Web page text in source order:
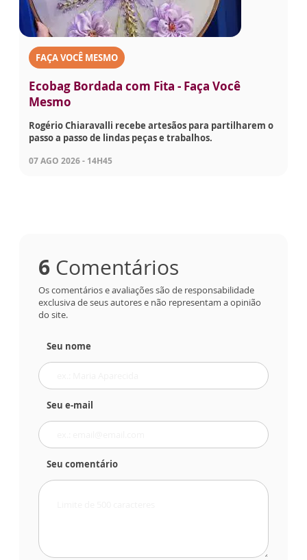
FAÇA VOCÊ MESMO
Ecobag Bordada com Fita - Faça Você
Mesmo
Rogério Chiaravalli recebe artesãos para partilharem o
passo a passo de lindas peças e trabalhos.
07 AGO 2026 - 14H45
6 Comentários
Os comentários e avaliações são de responsabilidade
exclusiva de seus autores e não representam a opinião
do site.
Seu nome
Seu e-mail
Seu comentário